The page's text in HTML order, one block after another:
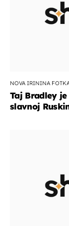
NOVA IRININA
Taj Bradley
slavnoj